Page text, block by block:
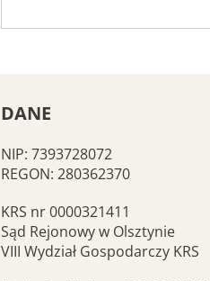
DANE
NIP: 7393728072
REGON: 280362370
KRS nr 0000321411
Sąd Rejonowy w Olsztynie
VIII Wydział Gospodarczy KRS